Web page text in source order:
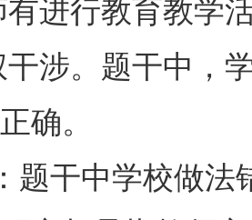
进行教育教学
涉。题干中，
确。
题干中学校做法